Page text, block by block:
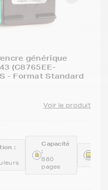
générique
(C8765EE-
- Format Standard
Voir le produit
:
Capacité
:
880
pages